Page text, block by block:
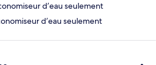
d’eau seulement
d’eau seulement